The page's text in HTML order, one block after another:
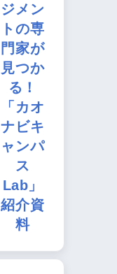
ジメン
トの専
門家が
見つか
る！
「カオ
ナビキ
ャンパ
ス
Lab」
紹介資
料